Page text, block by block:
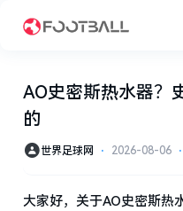
AO史密斯热水器？
的
世界足球网 ⋅ 2026-08-06 ⋅
大家好，关于AO史密斯热